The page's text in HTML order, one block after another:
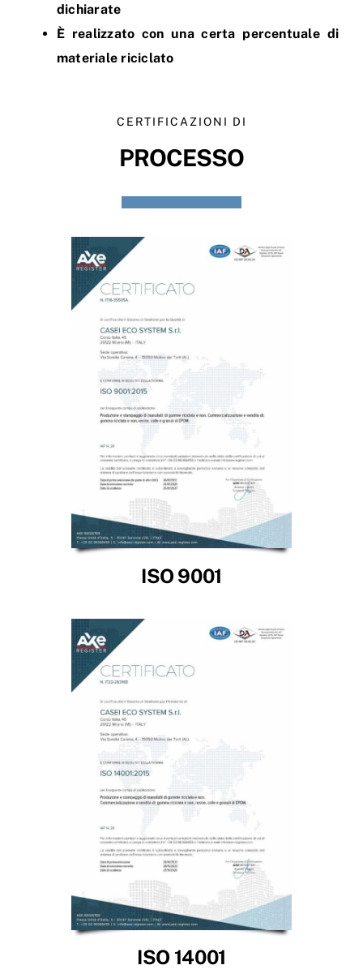
dichiarate
È realizzato con una certa percentuale di
materiale riciclato
CERTIFICAZIONI DI
PROCESSO
ISO 9001
ISO 14001